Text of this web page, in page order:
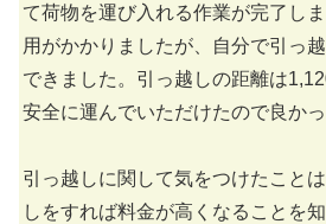
て荷物を運び入れる作業が完了し
用がかかりましたが、自分で引っ
できました。引っ越しの距離は
安全に運んでいただけたので良かっ
引っ越しに関して気をつけたこと
しをすれば料金が高くなることを